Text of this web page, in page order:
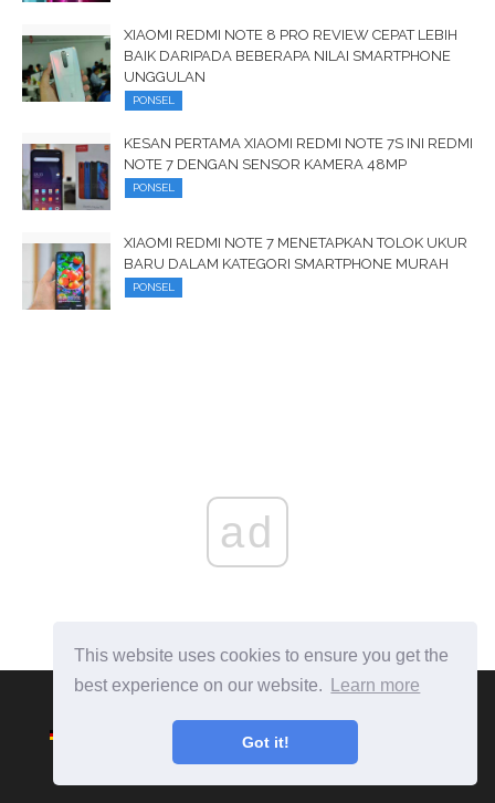
This website uses cookies to ensure you get the
best experience on our website.
Learn more
Got it!
XIAOMI REDMI NOTE 8 PRO REVIEW CEPAT LEBIH
BAIK DARIPADA BEBERAPA NILAI SMARTPHONE
UNGGULAN
PONSEL
KESAN PERTAMA XIAOMI REDMI NOTE 7S INI REDMI
NOTE 7 DENGAN SENSOR KAMERA 48MP
PONSEL
XIAOMI REDMI NOTE 7 MENETAPKAN TOLOK UKUR
BARU DALAM KATEGORI SMARTPHONE MURAH
PONSEL
ad